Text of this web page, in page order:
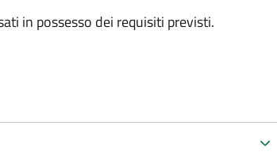
in possesso dei requisiti previsti.